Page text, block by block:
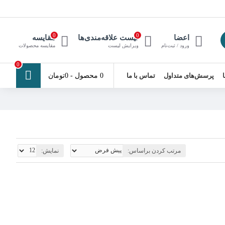
اعضا
ورود / ثبت‌نام
لیست علاقه‌مندی‌ها
ویرایش لیست
0 مقایسه
مقایسه محصولات
0
پرسش‌های متداول تماس با ما 0 محصول - 0تومان
0
مرتب کردن براساس: نمایش: